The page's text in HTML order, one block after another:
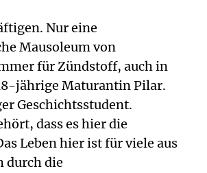
Nur eine
Mausoleum von
für Zündstoff, auch in
jährige Maturantin Pilar.
Geschichtsstudent.
dass es hier die
Leben hier ist für viele aus
durch die